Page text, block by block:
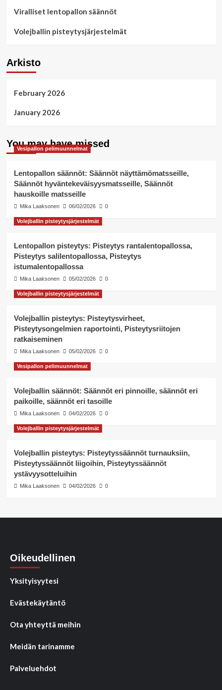
Viralliset lentopallon säännöt
Volejballin pisteytysjärjestelmät
Arkisto
February 2026
January 2026
You may have missed
Vesipallon pelimuunnelmat
Lentopallon säännöt: Säännöt näyttämömatsseille,
Säännöt hyväntekeväisyysmatsseille, Säännöt
hauskoille matsseille
Mika Laaksonen 06/02/2026 0
Volejballin pisteytysjärjestelmät
Lentopallon pisteytys: Pisteytys rantalentopallossa,
Pisteytys salilentopallossa, Pisteytys
istumalentopallossa
Mika Laaksonen 05/02/2026 0
Volejballin pisteytysjärjestelmät
Volejballin pisteytys: Pisteytysvirheet,
Pisteytysongelmien raportointi, Pisteytysriitojen
ratkaiseminen
Mika Laaksonen 05/02/2026 0
Vesipallon pelimuunnelmat
Volejballin säännöt: Säännöt eri pinnoille, säännöt eri
paikoille, säännöt eri tasoille
Mika Laaksonen 04/02/2026 0
Volejballin pisteytysjärjestelmät
Volejballin pisteytys: Pisteytyssäännöt turnauksiin,
Pisteytyssäännöt liigoihin, Pisteytyssäännöt
ystävyysotteluihin
Mika Laaksonen 04/02/2026 0
Oikeudellinen
Yksityisyytesi
Evästekäytäntö
Ota yhteyttä meihin
Meidän tarinamme
Palveluehdot